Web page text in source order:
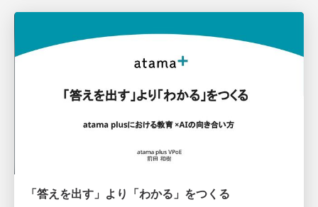
「答えを出す」より「わかる」をつくる